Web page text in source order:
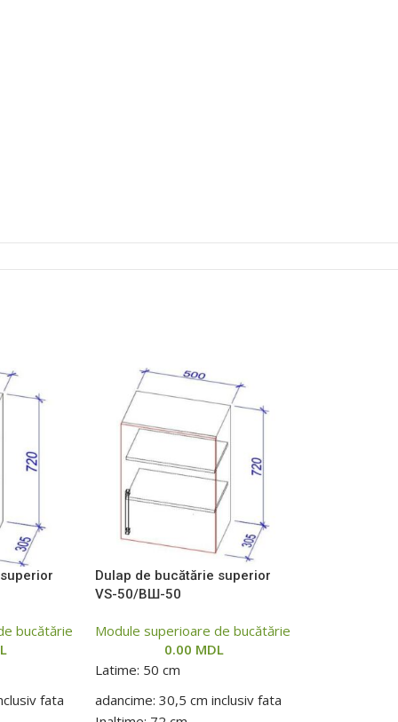
bucătărie
fata
Dulap de bucătărie superior
VS-50/ВШ-50
Module superioare de bucătărie
0.00 MDL
Latime: 50 cm
adancime: 30,5 cm inclusiv fata